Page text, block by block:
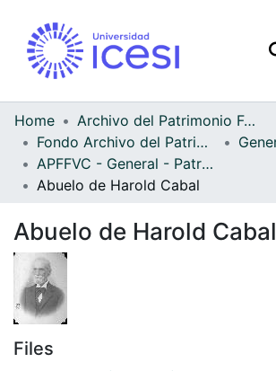
Home
Archivo del Patrimonio Fotográfico y Fílmico del Valle del Cauca
Fondo Archivo del Patrimonio Fotográfico y Fílmico del Valle del Cauca
APFFVC - General - Patrimonial
Abuelo de Harold Cabal
Abuelo de Harold Cabal
Files